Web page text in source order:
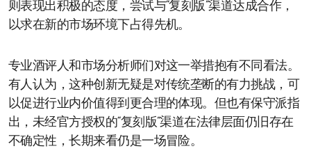
则表现出积极的态度，尝试与“复刻版”渠道达成合作，
以求在新的市场环境下占得先机。
专业酒评人和市场分析师们对这一举措抱有不同看法。
有人认为，这种创新无疑是对传统垄断的有力挑战，可
以促进行业内价值得到更合理的体现。但也有保守派指
出，未经官方授权的“复刻版”渠道在法律层面仍旧存在
不确定性，长期来看仍是一场冒险。